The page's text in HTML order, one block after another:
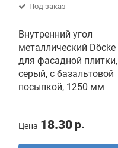
Под заказ
Внутренний угол
металлический Döcke
для фасадной плитки,
серый, с базальтовой
посыпкой, 1250 мм
Цена 18.30 р.